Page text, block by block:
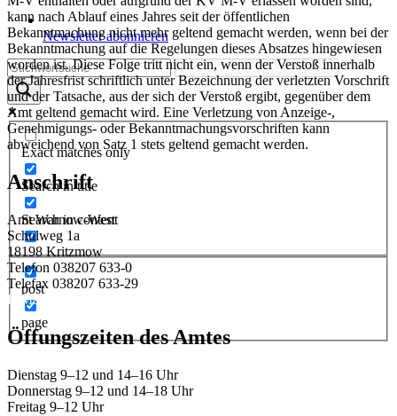
Newsletter abonnieren
Exact matches only
Search in title
Search in content
post
page
kann nach Ablauf eines Jahres seit der öffentlichen
Bekanntmachung nicht mehr geltend gemacht werden, wenn bei der
Bekanntmachung auf die Regelungen dieses Absatzes hingewiesen
worden ist. Diese Folge tritt nicht ein, wenn der Verstoß innerhalb
der Jahresfrist schriftlich unter Bezeichnung der verletzten Vorschrift
und der Tatsache, aus der sich der Verstoß ergibt, gegenüber dem
Amt geltend gemacht wird. Eine Verletzung von Anzeige-,
Genehmigungs- oder Bekanntmachungsvorschriften kann
abweichend von Satz 1 stets geltend gemacht werden.
Anschrift
Amt Warnow-West
Schulweg 1a
18198 Kritzmow
Telefon 038207 633-0
Telefax 038207 633-29
E-Mail:
Öffungszeiten des Amtes
Dienstag 9–12 und 14–16 Uhr
Donnerstag 9–12 und 14–18 Uhr
Freitag 9–12 Uhr